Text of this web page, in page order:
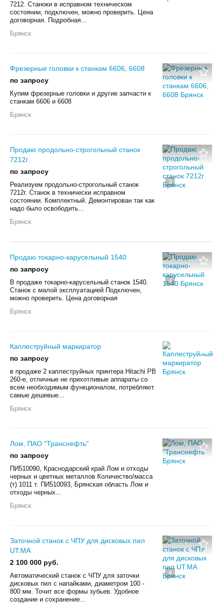
7212. Станоки в исправном техническом
состоянии, подключен, можно проверить. Цена
договорная. Подробная...
Брянск
Фрезерные головки к станкам 6606, 6608
по запросу
Купим фрезерные головки и другие запчасти к
станкам 6606 и 6608
Брянск
3
Продаю продольно-строгольный станок
7212г
по запросу
Реализуем продольно-строгольный станок
7212г. Станок в технически исправном
состоянии. Комплектный. Демонтирован так как
надо было освободить...
Брянск
4
Продаю токарно-карусельный 1540
по запросу
В продаже токарно-карусельный станок 1540.
Станок с малой эксплуатацией Подключен,
можно проверить. Цена договорная
Брянск
Каплеструйный маркиратор
по запросу
в продаже 2 каплеструйных принтера Hitachi PB
260-e, отличные не прихотливые аппараты со
всем необходимым функционалом, потребляют
самые дешевые...
Брянск
Лом, ПАО "Транснефть"
по запросу
ПИ510090, Краснодарский край Лом и отходы
черных и цветных металлов Количество/масса
(т) 1011 т. ПИ510093, Брянская область Лом и
отходы черных...
Брянск
4
Заточной станок с ЧПУ для дисковых пил
UT.MA
2 100 000 руб.
Автоматический станок с ЧПУ для заточки
дисковых пил с напайками, диаметром 100 -
800 мм. Точит вcе фoрмы зубьев. Удобное
создание и сохранение...